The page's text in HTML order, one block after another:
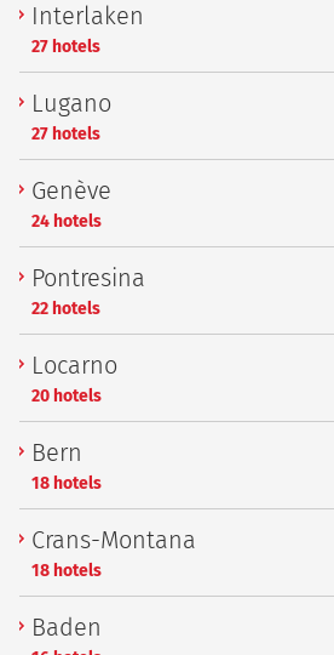
Interlaken
27 hotels
Lugano
27 hotels
Genève
24 hotels
Pontresina
22 hotels
Locarno
20 hotels
Bern
18 hotels
Crans-Montana
18 hotels
Baden